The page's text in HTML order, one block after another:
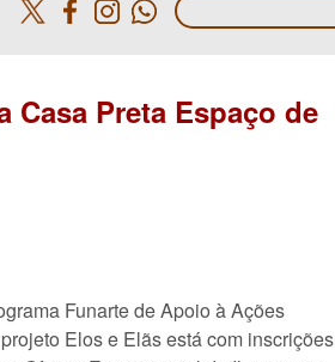
Preta Espaço de
Funarte de Apoio à Ações
Elos e Elãs está com inscrições